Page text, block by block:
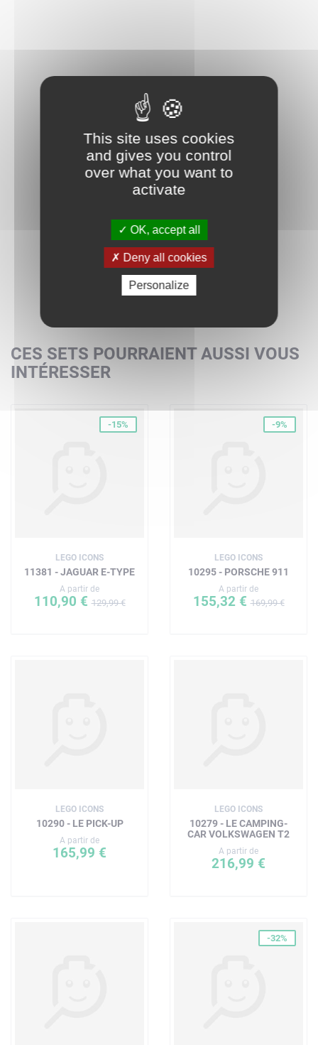
CES SETS POURRAIENT AUSSI VOUS
INTÉRESSER
-15%
LEGO ICONS
11381 - JAGUAR E-TYPE
A partir de
110,90 €129,99 €
-9%
LEGO ICONS
10295 - PORSCHE 911
A partir de
155,32 €169,99 €
LEGO ICONS
10290 - LE PICK-UP
A partir de
165,99 €
LEGO ICONS
10279 - LE CAMPING-
CAR VOLKSWAGEN T2
A partir de
216,99 €
-32%
This site uses cookies
and gives you control
over what you want to
activate
OK, accept all
Deny all cookies
Personalize